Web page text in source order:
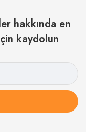
hakkında en
kaydolun